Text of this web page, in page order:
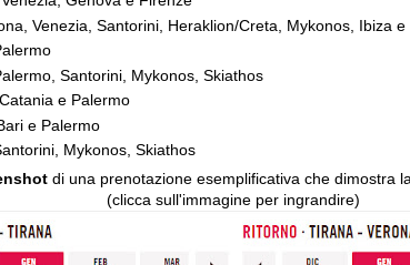
Venezia, Santorini, Heraklion/Creta, Mykonos, Ibiza
Santorini, Mykonos, Skiathos
e Palermo
e Palermo
Mykonos, Skiathos
di una prenotazione esemplificativa che dimostra
(clicca sull'immagine per ingrandire)